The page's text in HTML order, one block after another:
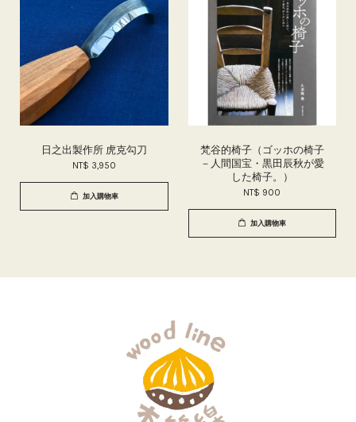
日之出製作所 虎克勾刀
NT$ 3,950
加入購物車
梵谷的椅子（ゴッホの椅子
－人間国宝・黒田辰秋が愛
した椅子。）
NT$ 900
加入購物車